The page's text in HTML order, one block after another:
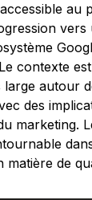
au
contexte
large autour
des
marketing.
matière de